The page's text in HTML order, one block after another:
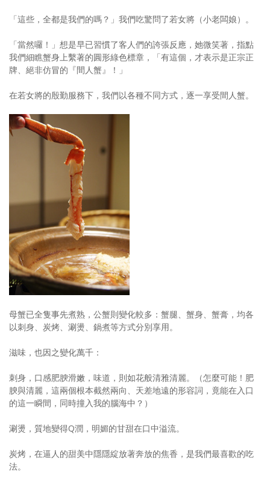
「這些，全都是我們的嗎？」我們吃驚問了若女將（小老闆娘）。
「當然囉！」想是早已習慣了客人們的誇張反應，她微笑著，指點
我們細瞧蟹身上繫著的圓形綠色標章，「有這個，才表示是正宗正
牌、絕非仿冒的『間人蟹』！」
在若女將的殷勤服務下，我們以各種不同方式，逐一享受間人蟹。
母蟹已全隻事先煮熟，公蟹則變化較多：蟹腿、蟹身、蟹膏，均各
以刺身、炭烤、涮燙、鍋煮等方式分別享用。
滋味，也因之變化萬千：
刺身，口感肥腴滑嫩，味道，則如花般清雅清麗。（怎麼可能！肥
腴與清麗，這兩個根本截然兩向、天差地遠的形容詞，竟能在入口
的這一瞬間，同時撞入我的腦海中？）
涮燙，質地變得Q潤，明媚的甘甜在口中溢流。
炭烤，在逼人的甜美中隱隱綻放著奔放的焦香，是我們最喜歡的吃
法。